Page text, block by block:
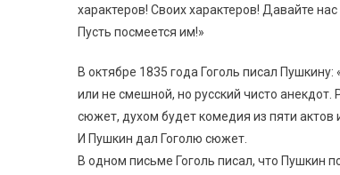
характеров! Своих характеров! Давайте
Пусть посмеется им!»
В октябре 1835 года Гоголь писал
или не смешной, но русский чисто
сюжет, духом будет комедия из пяти актов
И Пушкин дал Гоголю сюжет.
В одном письме Гоголь писал, что Пушкин